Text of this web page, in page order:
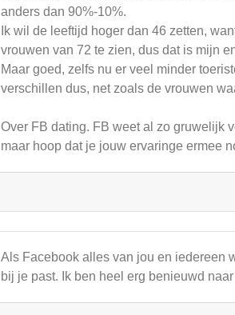
anders dan 90%-10%.
Ik wil de leeftijd hoger dan 46 zetten,
vrouwen van 72 te zien, dus dat is mijn
Maar goed, zelfs nu er veel minder
verschillen dus, net zoals de vrouwen
Over FB dating. FB weet al zo gruwelijk
maar hoop dat je jouw ervaringe ermee
Als Facebook alles van jou en iedereen
bij je past. Ik ben heel erg benieuwd